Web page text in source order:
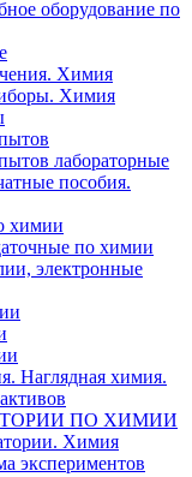
оборудование по
Химия
Химия
лабораторные
пособия.
химии
по химии
электронные
Наглядная химия.
ПО ХИМИИ
Химия
экспериментов